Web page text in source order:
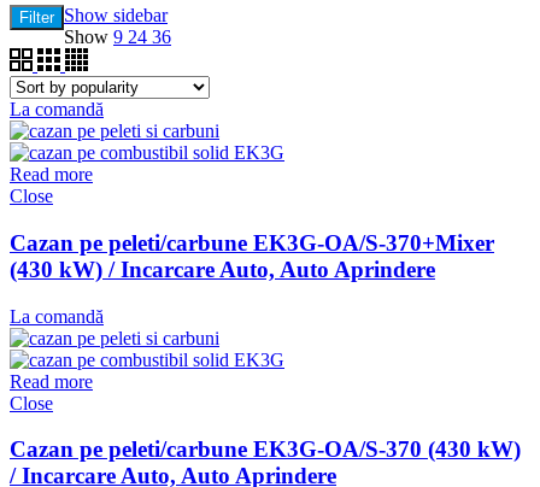
Filter Show sidebar
Show 9 24 36
La comandă
Read more
Close
Cazan pe peleti/carbune EK3G-OA/S-370+Mixer
(430 kW) / Incarcare Auto, Auto Aprindere
La comandă
Read more
Close
Cazan pe peleti/carbune EK3G-OA/S-370 (430 kW)
/ Incarcare Auto, Auto Aprindere